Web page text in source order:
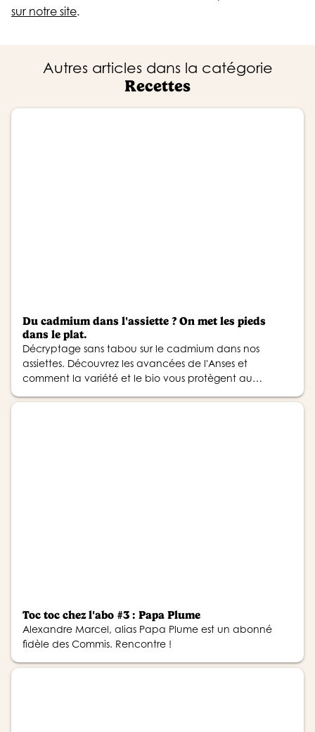
sur notre site.
Autres articles dans la catégorie
Recettes
Du cadmium dans l'assiette ? On met les pieds
dans le plat.
Décryptage sans tabou sur le cadmium dans nos
assiettes. Découvrez les avancées de l'Anses et
comment la variété et le bio vous protègent au
Toc toc chez l'abo #3 : Papa Plume
Alexandre Marcel, alias Papa Plume est un abonné
fidèle des Commis. Rencontre !